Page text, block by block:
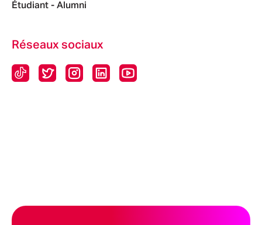
Étudiant - Alumni
Réseaux sociaux